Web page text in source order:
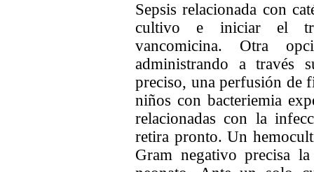
Sepsis relacionada con
cultivo e iniciar el
vancomicina. Otra
administrando a través
preciso, una perfusión de
niños con bacteriemia
relacionadas con la
retira pronto. Un
Gram negativo precisa